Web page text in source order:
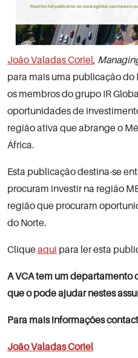
João Valadas Coriel,
para mais uma publicação do
os membros do grupo IR
oportunidades de
região ativa que abrange o
África.
Esta publicação destina-se
procuram investir na região
região que procuram
do Norte.
Cliqueaqui para ler esta
A VCA tem um departamento
que o pode ajudar nestes
Para mais informações
João Valadas Coriel